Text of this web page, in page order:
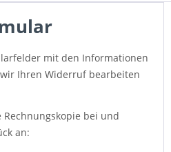
mit den Informationen
Ihren Widerruf bearbeiten
Rechnungskopie bei und
an: